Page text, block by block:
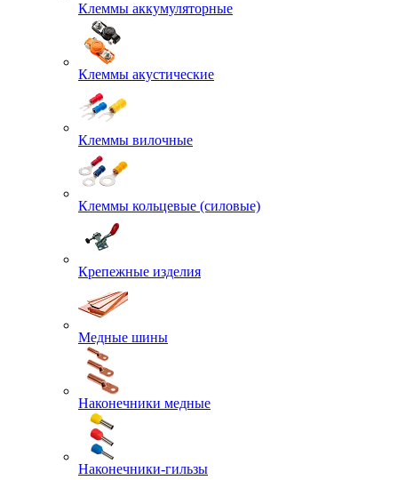
Клеммы аккумуляторные
Клеммы акустические
Клеммы вилочные
Клеммы кольцевые (силовые)
Крепежные изделия
Медные шины
Наконечники медные
Наконечники-гильзы